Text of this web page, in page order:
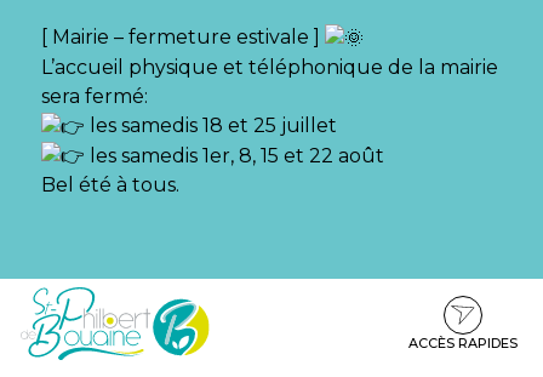
[ Mairie – fermeture estivale ]
L’accueil physique et téléphonique de la mairie
sera fermé:
les samedis 18 et 25 juillet
les samedis 1er, 8, 15 et 22 août
Bel été à tous.
Aller
Aller
contenu
Aller
pied
ACCÈS RAPIDES